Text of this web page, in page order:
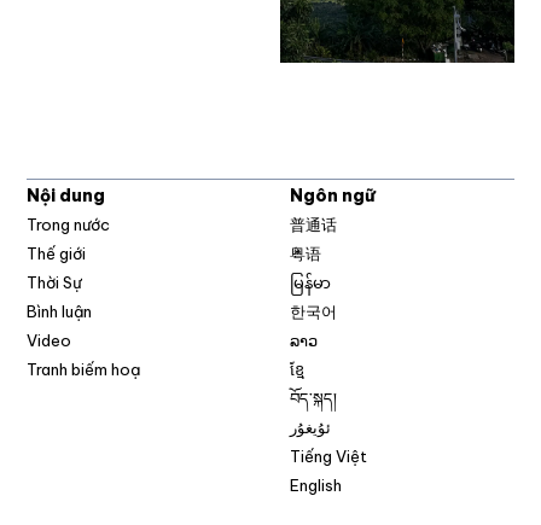
Nội dung
Trong nước
Thế giới
Thời Sự
Bình luận
Video
Tranh biếm hoạ
Ngôn ngữ
普通话
粤语
မြန်မာ
한국어
ລາວ
ខ្មែ
བོད་སྐད།
ئۇيغۇر
Tiếng Việt
English